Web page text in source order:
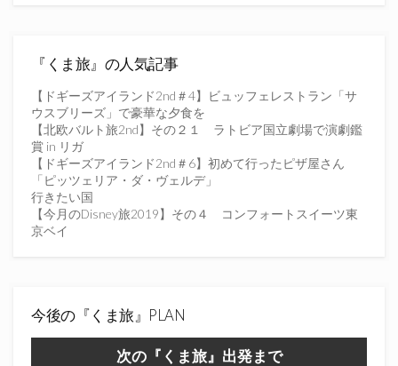
を
力
し
て
く
だ
さ
い
『くま旅』の人気記事
【ドギーズアイランド2nd＃4】ビュッフェレストラン「サ
ウスブリーズ」で豪華な夕食を
【北欧バルト旅2nd】その２１ ラトビア国立劇場で演劇鑑
賞 in リガ
【ドギーズアイランド2nd＃6】初めて行ったピザ屋さん
「ピッツェリア・ダ・ヴェルデ」
行きたい国
【今月のDisney旅2019】その４ コンフォートスイーツ東
京ベイ
今後の『くま旅』PLAN
次の『くま旅』出発まで